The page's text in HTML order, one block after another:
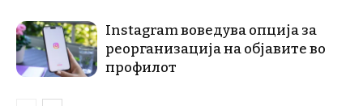
Instagram воведува опција за
реорганизација на објавите во
профилот